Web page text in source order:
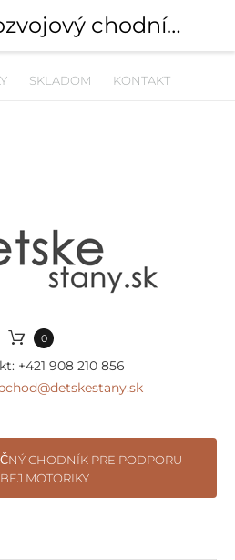
SKLADOM KONTAKT
0
+421 908 210 856
CHODNÍK PRE PODPORU
MOTORIKY
Balančný rozvojový chodník | kladina - čierna 5 prvkov | Balančný chodník pre podporu hrubej motoriky | detskestany.sk